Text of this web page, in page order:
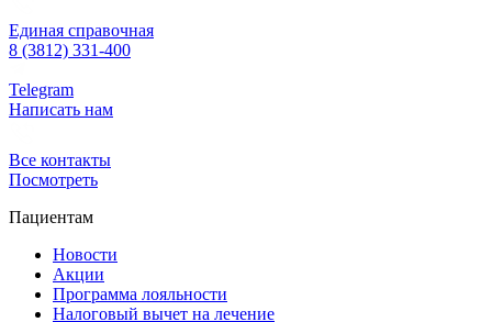
Единая справочная
8 (3812) 331-400
Telegram
Написать нам
Все контакты
Посмотреть
Пациентам
Новости
Акции
Программа лояльности
Налоговый вычет на лечение